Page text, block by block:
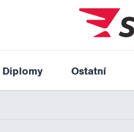
Diplomy Ostatní